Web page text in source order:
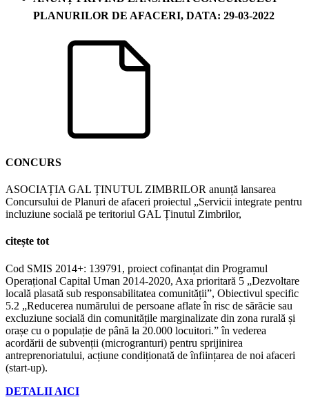
PLANURILOR DE AFACERI, DATA: 29-03-2022
CONCURS
ASOCIAȚIA GAL ȚINUTUL ZIMBRILOR anunță lansarea
Concursului de Planuri de afaceri proiectul „Servicii integrate pentru
incluziune socială pe teritoriul GAL Ținutul Zimbrilor,
citește tot
Cod SMIS 2014+: 139791, proiect cofinanțat din Programul
Operațional Capital Uman 2014-2020, Axa prioritară 5 „Dezvoltare
locală plasată sub responsabilitatea comunității”, Obiectivul specific
5.2 „Reducerea numărului de persoane aflate în risc de sărăcie sau
excluziune socială din comunitățile marginalizate din zona rurală și
orașe cu o populație de până la 20.000 locuitori.” în vederea
acordării de subvenții (microgranturi) pentru sprijinirea
antreprenoriatului, acțiune condiționată de înființarea de noi afaceri
(start-up).
DETALII AICI